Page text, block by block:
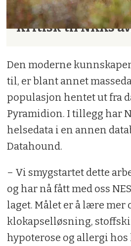
Kritisk til NKKs
Den moderne
til, er blant annet
populasjon hentet ut fra
Pyramidion. I tillegg har
helsedata i en annen
Datahound.
– Vi smygstartet dette
og har nå fått med oss
laget. Målet er å lære mer
klokapselløsning,
hypoterose og allergi